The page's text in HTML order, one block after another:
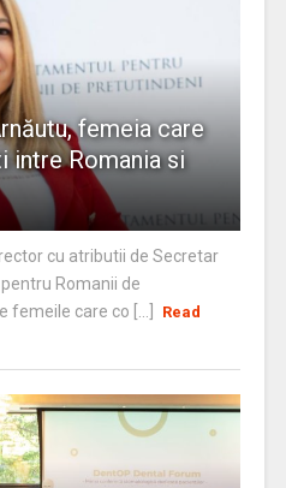
femeia care
intre Romania si
cu atributii de Secretar
Romanii de
femeile care co [...]
Read